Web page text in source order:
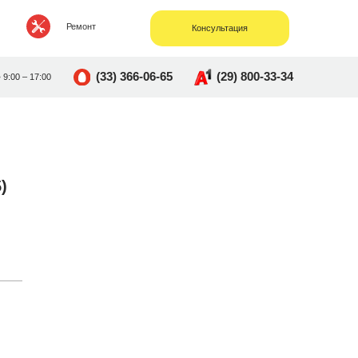
Ремонт Консультация
9:00 – 17:00 (33) 366-06-65 (29) 800-33-34